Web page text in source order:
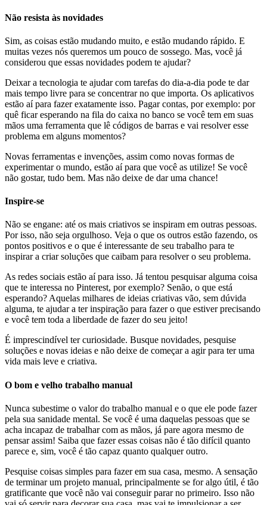
Não resista às novidades
Sim, as coisas estão mudando muito, e estão mudando rápido. E
muitas vezes nós queremos um pouco de sossego. Mas, você já
considerou que essas novidades podem te ajudar?
Deixar a tecnologia te ajudar com tarefas do dia-a-dia pode te dar
mais tempo livre para se concentrar no que importa. Os aplicativos
estão aí para fazer exatamente isso. Pagar contas, por exemplo: por
quê ficar esperando na fila do caixa no banco se você tem em suas
mãos uma ferramenta que lê códigos de barras e vai resolver esse
problema em alguns momentos?
Novas ferramentas e invenções, assim como novas formas de
experimentar o mundo, estão aí para que você as utilize! Se você
não gostar, tudo bem. Mas não deixe de dar uma chance!
Inspire-se
Não se engane: até os mais criativos se inspiram em outras pessoas.
Por isso, não seja orgulhoso. Veja o que os outros estão fazendo, os
pontos positivos e o que é interessante de seu trabalho para te
inspirar a criar soluções que caibam para resolver o seu problema.
As redes sociais estão aí para isso. Já tentou pesquisar alguma coisa
que te interessa no Pinterest, por exemplo? Senão, o que está
esperando? Aquelas milhares de ideias criativas vão, sem dúvida
alguma, te ajudar a ter inspiração para fazer o que estiver precisando
e você tem toda a liberdade de fazer do seu jeito!
É imprescindível ter curiosidade. Busque novidades, pesquise
soluções e novas ideias e não deixe de começar a agir para ter uma
vida mais leve e criativa.
O bom e velho trabalho manual
Nunca subestime o valor do trabalho manual e o que ele pode fazer
pela sua sanidade mental. Se você é uma daquelas pessoas que se
acha incapaz de trabalhar com as mãos, já pare agora mesmo de
pensar assim! Saiba que fazer essas coisas não é tão difícil quanto
parece e, sim, você é tão capaz quanto qualquer outro.
Pesquise coisas simples para fazer em sua casa, mesmo. A sensação
de terminar um projeto manual, principalmente se for algo útil, é tão
gratificante que você não vai conseguir parar no primeiro. Isso não